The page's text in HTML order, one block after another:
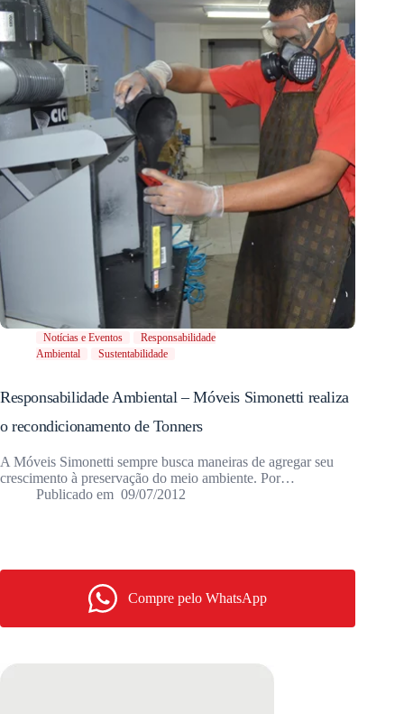
Notícias e Eventos
Responsabilidade
Ambiental
Sustentabilidade
Responsabilidade Ambiental – Móveis Simonetti realiza
o recondicionamento de Tonners
A Móveis Simonetti sempre busca maneiras de agregar seu
crescimento à preservação do meio ambiente. Por…
09/07/2012
Compre pelo WhatsApp